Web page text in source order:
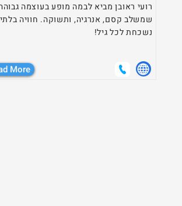
רועי ראובן מביא לבמה מופע בעוצמה
שמשלב קסם, אנרגיה, ותשוקה. חוויה בלתי
נשכחת לכל גיל!
More